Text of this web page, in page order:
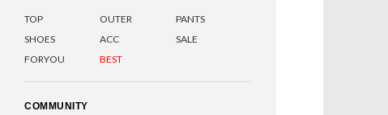
TOP OUTER
PANTS
SHOES
ACC
SALE
FORYOU
BEST
COMMUNITY